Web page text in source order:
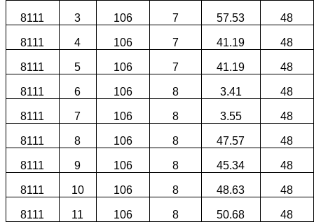
8111 3 106 7 57.53 48
8111 4 106 7 41.19 48
8111 5 106 7 41.19 48
8111 6 106 8 3.41 48
8111 7 106 8 3.55 48
8111 8 106 8 47.57 48
8111 9 106 8 45.34 48
8111 10 106 8 48.63 48
8111 11 106 8 50.68 48